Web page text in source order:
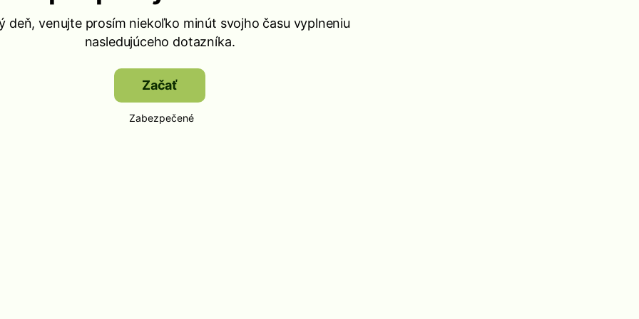
deň, venujte prosím niekoľko minút svojho času vyplneniu
nasledujúceho dotazníka.
Začať
Zabezpečené